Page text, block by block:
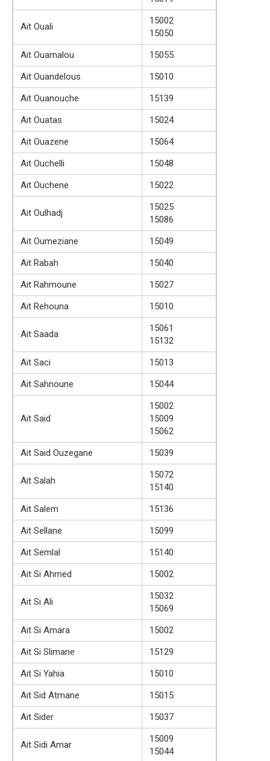
Ait Ouali
15002
15050
Ait Ouamalou
15055
Ait Ouandelous
15010
Ait Ouanouche
15139
Ait Ouatas
15024
Ait Ouazene
15064
Ait Ouchelli
15048
Ait Ouchene
15022
Ait Oulhadj
15025
15086
Ait Oumeziane
15049
Ait Rabah
15040
Ait Rahmoune
15027
Ait Rehouna
15010
Ait Saada
15061
15132
Ait Saci
15013
Ait Sahnoune
15044
Ait Said
15002
15009
15062
Ait Said Ouzegane
15039
Ait Salah
15072
15140
Ait Salem
15136
Ait Sellane
15099
Ait Semlal
15140
Ait Si Ahmed
15002
Ait Si Ali
15032
15069
Ait Si Amara
15002
Ait Si Slimane
15129
Ait Si Yahia
15010
Ait Sid Atmane
15015
Ait Sider
15037
Ait Sidi Amar
15009
15044